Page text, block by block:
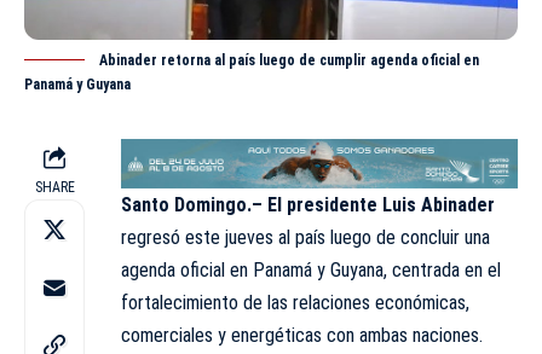
Abinader retorna al país luego de cumplir agenda oficial en
Panamá y Guyana
SHARE
Santo Domingo.– El presidente Luis Abinader
regresó este jueves al país luego de concluir una
agenda oficial en Panamá y Guyana, centrada en el
fortalecimiento de las relaciones económicas,
comerciales y energéticas con ambas naciones.